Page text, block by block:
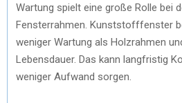
Wartung spielt eine große Rolle bei
Fensterrahmen. Kunststofffenster
weniger Wartung als Holzrahmen
Lebensdauer. Das kann langfristig
weniger Aufwand sorgen.